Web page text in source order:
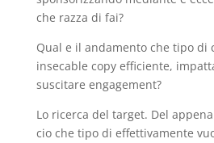
che razza di fai?
Qual e il andamento che tipo di
insecable copy efficiente,
suscitare engagement?
Lo ricerca del target. Del
cio che tipo di effettivamente